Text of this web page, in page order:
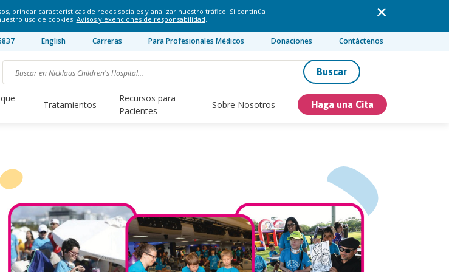
brindar características de redes sociales y analizar nuestro tráfico. Si continúa
uso de cookies. Avisos y exenciones de responsabilidad.
English Carreras Para Profesionales Médicos Donaciones Contáctenos
Buscar
Tratamientos
Recursos para
Pacientes
Sobre Nosotros Haga una Cita